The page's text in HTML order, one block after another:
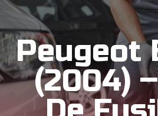
Peugeot
(2004)